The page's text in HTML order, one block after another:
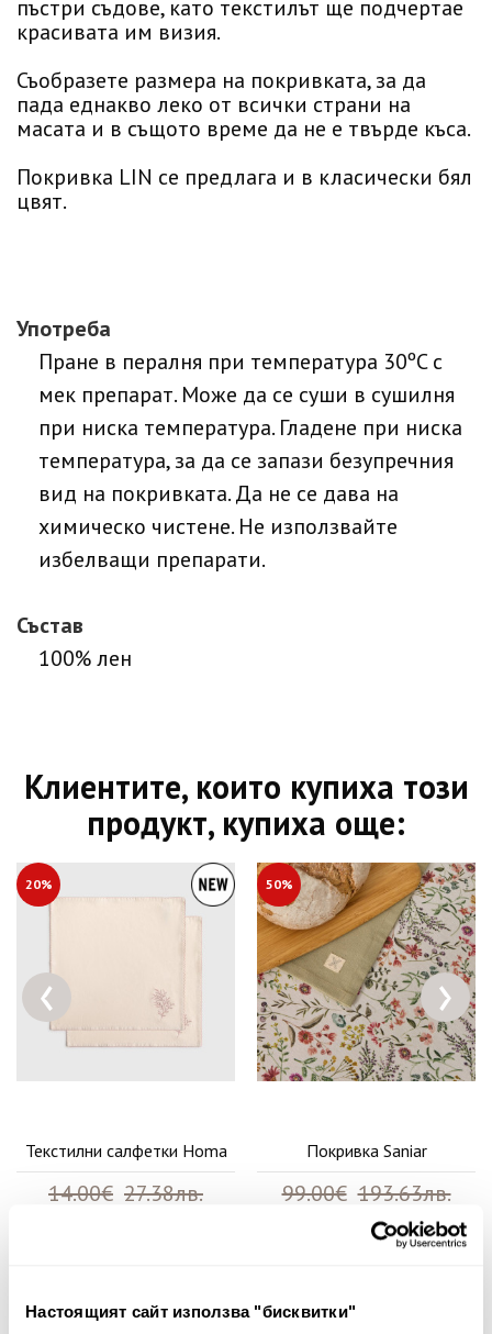
Настоящият сайт използва "бисквитки"
пъстри съдове, като текстилът ще подчертае
красивата им визия.
Съобразете размера на покривката, за да
пада еднакво леко от всички страни на
масата и в същото време да не е твърде къса.
Покривка LIN се предлага и в класически бял
цвят.
Употреба
Пране в пералня при температура 30ºC с
мек препарат. Може да се суши в сушилня
при ниска температура. Гладене при ниска
температура, за да се запази безупречния
вид на покривката. Да не се дава на
химическо чистене. Не използвайте
избелващи препарати.
Състав
100% лен
Клиентите, които купиха този
продукт, купиха още:
20%
Текстилни салфетки Homa
14.00€ 27.38лв.
50%
Покривка Saniar
99.00€ 193.63лв.
49.50€ 96.82лв.
‹ ›